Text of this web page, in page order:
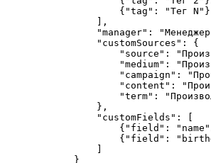
                    {"tag": "Тег N"}
                ],
"manager":
                "customSources": {
"source":
"medium":
"campaign":
"content":
"term":
                },
                "customFields": [
{"field":
{"field":
            }